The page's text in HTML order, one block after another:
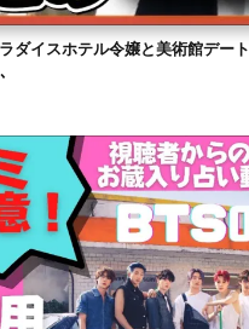
ダイスホテル令嬢と美術館デー